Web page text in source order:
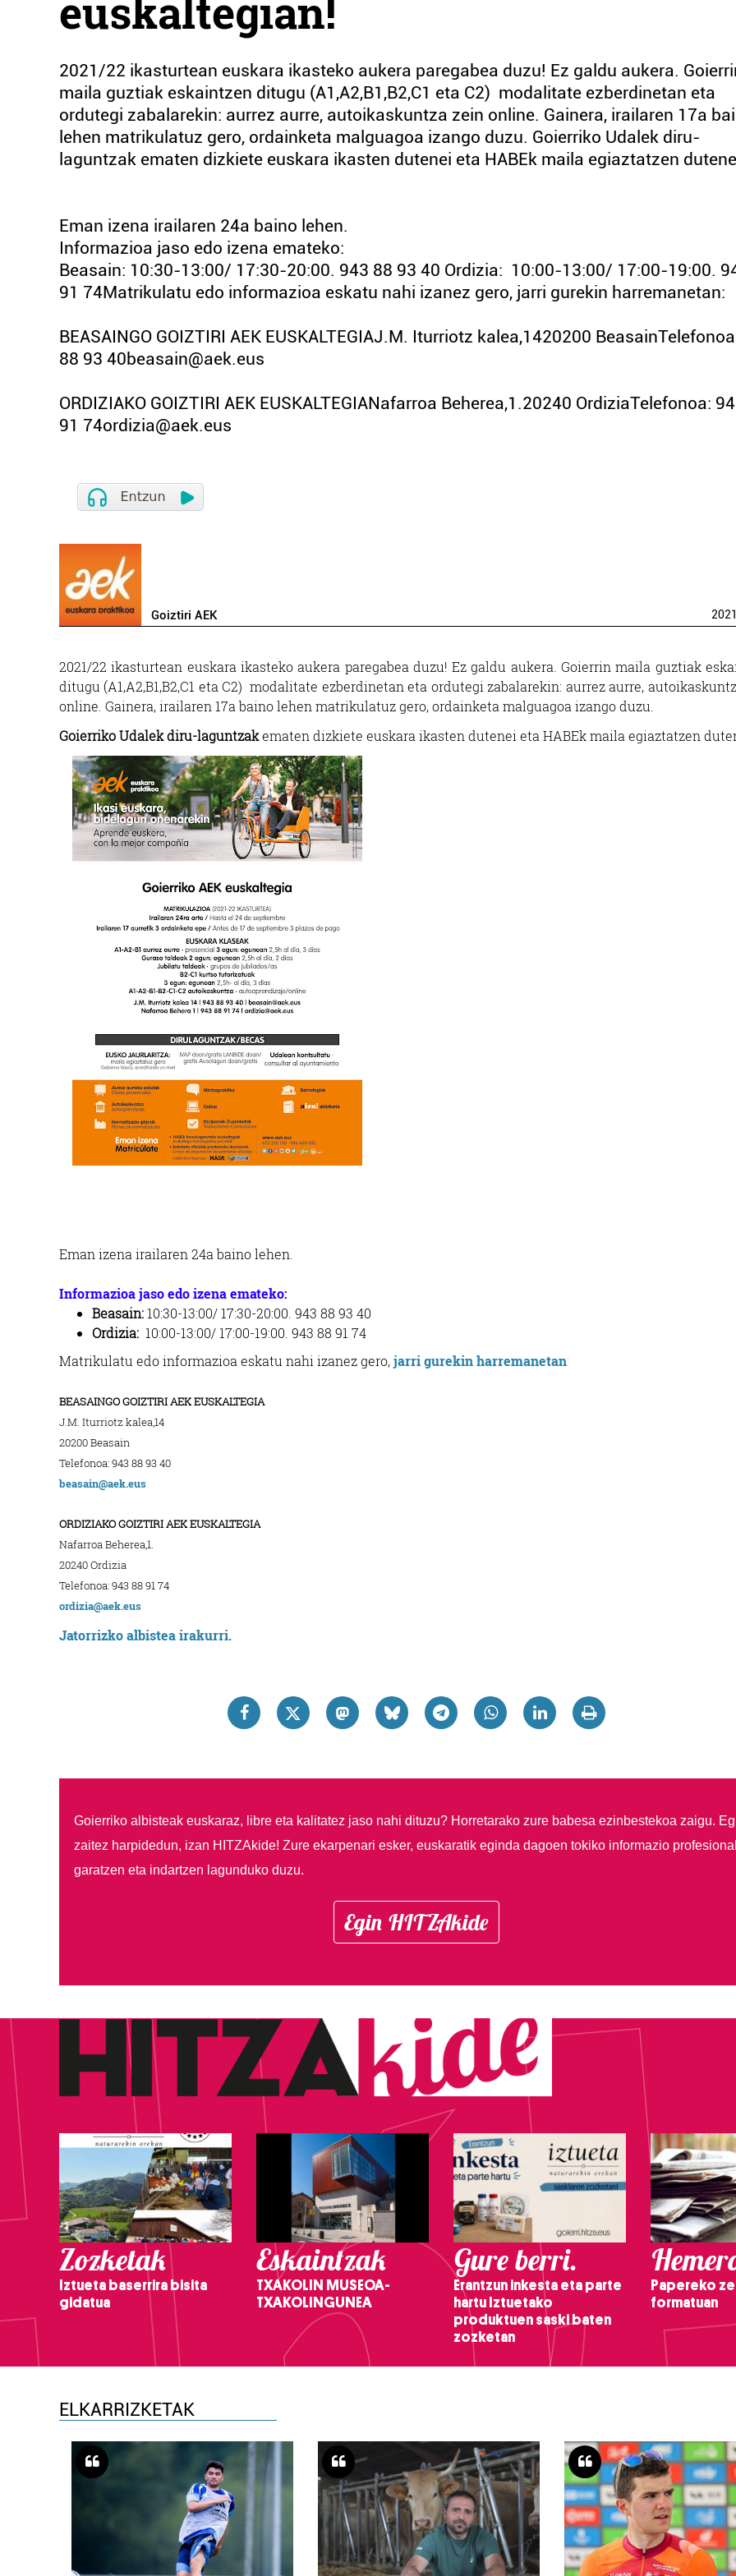
euskaltegian!
2021/22 ikasturtean euskara ikasteko aukera paregabea duzu! Ez galdu aukera.
maila guztiak eskaintzen ditugu (A1,A2,B1,B2,C1 eta C2) modalitate ezberdinetan eta
ordutegi zabalarekin: aurrez aurre, autoikaskuntza zein online. Gainera, irailaren 17a
lehen matrikulatuz gero, ordainketa malguagoa izango duzu. Goierriko Udalek diru-
laguntzak ematen dizkiete euskara ikasten dutenei eta HABEk maila egiaztatzen
Eman izena irailaren 24a baino lehen.
Informazioa jaso edo izena emateko:
Beasain: 10:30-13:00/ 17:30-20:00. 943 88 93 40 Ordizia: 10:00-13:00/ 17:00-19:00.
91 74Matrikulatu edo informazioa eskatu nahi izanez gero, jarri gurekin harremanetan:
BEASAINGO GOIZTIRI AEK EUSKALTEGIAJ.M. Iturriotz kalea,1420200
88 93 40beasain@aek.eus
ORDIZIAKO GOIZTIRI AEK EUSKALTEGIANafarroa Beherea,1.20240 OrdiziaTelefonoa:
91 74ordizia@aek.eus
Goiztiri AEK
2021/22 ikasturtean euskara ikasteko aukera paregabea duzu! Ez galdu aukera. Goierrin maila guztiak
ditugu (A1,A2,B1,B2,C1 eta C2) modalitate ezberdinetan eta ordutegi zabalarekin: aurrez aurre,
online. Gainera, irailaren 17a baino lehen matrikulatuz gero, ordainketa malguagoa izango duzu.
Goierriko Udalek diru-laguntzakematen dizkiete euskara ikasten dutenei eta HABEk maila egiaztatzen
Eman izena irailaren 24a baino lehen.
Informazioa jaso edo izena emateko:
Beasain:10:30-13:00/ 17:30-20:00. 943 88 93 40
Ordizia: 10:00-13:00/ 17:00-19:00. 943 88 91 74
Matrikulatu edo informazioa eskatu nahi izanez gero,jarri gurekin harremanetan:
BEASAINGO GOIZTIRI AEK EUSKALTEGIA
J.M. Iturriotz kalea,14
20200 Beasain
Telefonoa: 943 88 93 40
beasain@aek.eus
ORDIZIAKO GOIZTIRI AEK EUSKALTEGIA
Nafarroa Beherea,1.
20240 Ordizia
Telefonoa: 943 88 91 74
ordizia@aek.eus
Jatorrizko albistea irakurri.
Goierriko albisteak euskaraz, libre eta kalitatez jaso nahi dituzu? Horretarako zure babesa ezinbestekoa zaigu.
zaitez harpidedun, izan HITZAkide! Zure ekarpenari esker, euskaratik eginda dagoen tokiko informazio
garatzen eta indartzen lagunduko duzu.
Egin HITZAkide
Zozketak
Iztueta baserrira bisita
gidatua
Eskaintzak
TXAKOLIN MUSEOA-
TXAKOLINGUNEA
Gure berri.
Erantzun inkesta eta parte
hartu Iztuetako
produktuen saski baten
zozketan
Papereko
formatuan
ELKARRIZKETAK